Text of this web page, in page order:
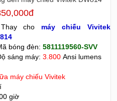
cho máy chiếu Vivitek
bóng đèn: 5811119560-SVV
sáng máy: 3.800Ansi lumens
máy chiếu Vivitek
giờ